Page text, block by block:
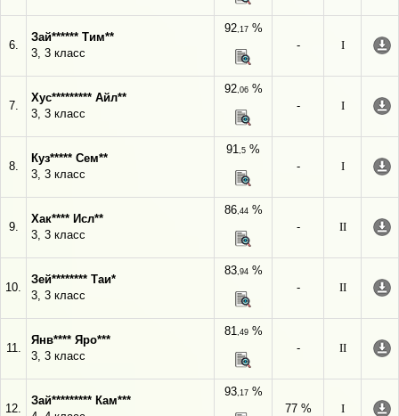
6.
Зай****** Тим**
3, 3 класс
92,17%
-
I
7.
Хус********* Айл**
3, 3 класс
92,06%
-
I
8.
Куз***** Сем**
3, 3 класс
91,5 %
-
I
9.
Хак**** Исл**
3, 3 класс
86,44%
-
II
10.
Зей******** Таи*
3, 3 класс
83,94%
-
II
11.
Янв**** Яро***
3, 3 класс
81,49%
-
II
12.
Зай********* Кам***
93,17%
77 %
I